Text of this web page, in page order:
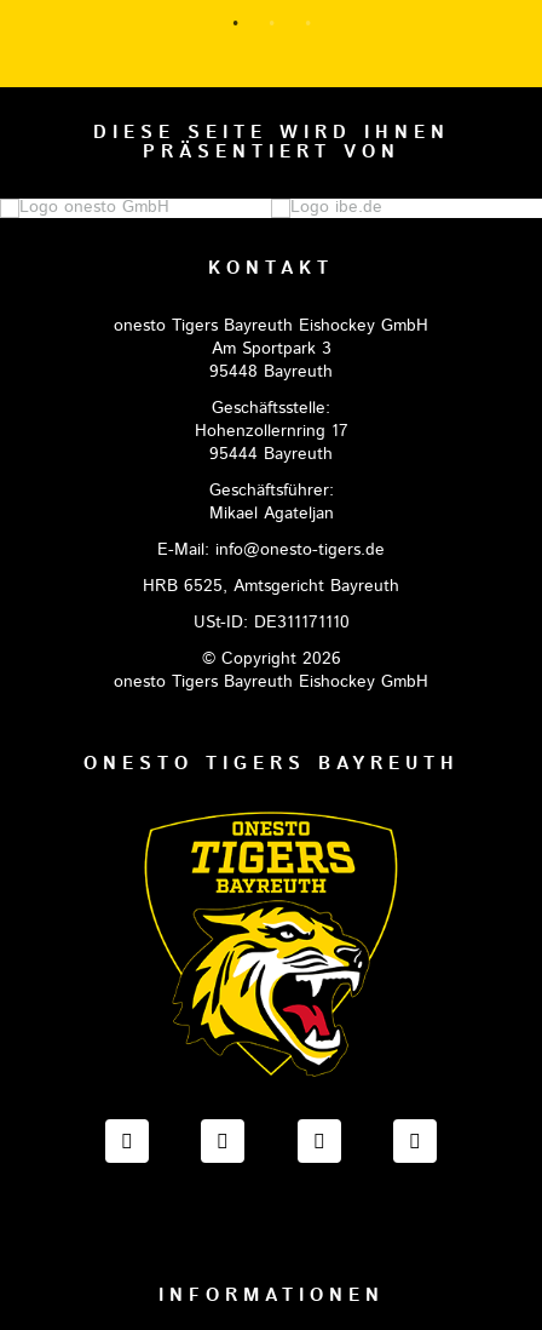
DIESE SEITE WIRD IHNEN
PRÄSENTIERT VON
KONTAKT
onesto Tigers Bayreuth Eishockey GmbH
Am Sportpark 3
95448 Bayreuth
Geschäftsstelle:
Hohenzollernring 17
95444 Bayreuth
Geschäftsführer:
Mikael Agateljan
E-Mail: info@onesto-tigers.de
HRB 6525, Amtsgericht Bayreuth
USt-ID: DE311171110
© Copyright 2026
onesto Tigers Bayreuth Eishockey GmbH
ONESTO TIGERS BAYREUTH
FACEBOOK ONESTO TIGERS BAYREUTH
INSTAGRAM ONESTO TIGERS
TIKTOK ONESTO
INFORMATIONEN